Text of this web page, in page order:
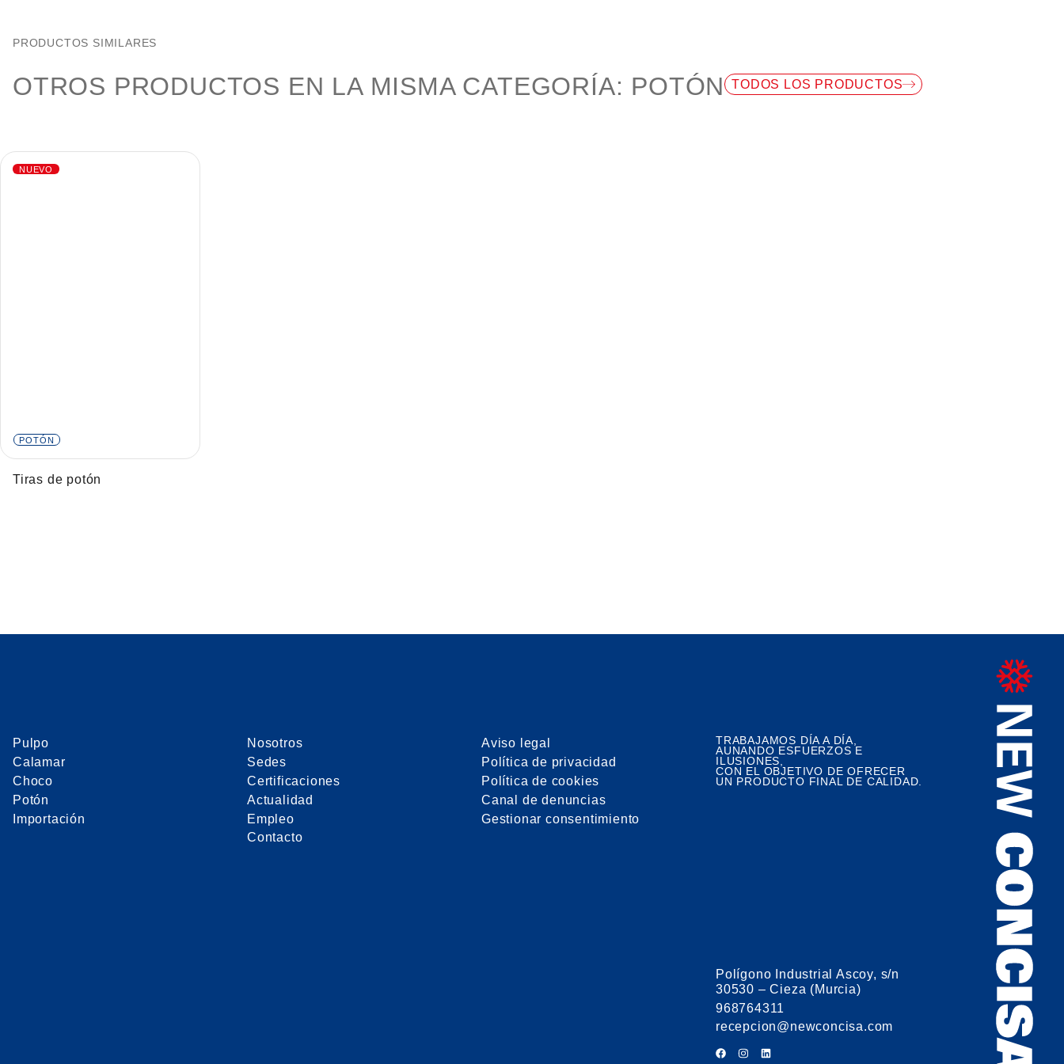
PRODUCTOS SIMILARES
OTROS PRODUCTOS EN LA MISMA CATEGORÍA: POTÓN TODOS LOS PRODUCTOS
NUEVO
POTÓN
Tiras de potón
Pulpo
Calamar
Choco
Potón
Importación
Nosotros
Sedes
Certificaciones
Actualidad
Empleo
Contacto
Aviso legal
Política de privacidad
Política de cookies
Canal de denuncias
Gestionar consentimiento
TRABAJAMOS DÍA A DÍA,
AUNANDO ESFUERZOS E
ILUSIONES,
CON EL OBJETIVO DE OFRECER
UN PRODUCTO FINAL DE CALIDAD.
Polígono Industrial Ascoy, s/n
30530 – Cieza (Murcia)
968764311
recepcion@newconcisa.com